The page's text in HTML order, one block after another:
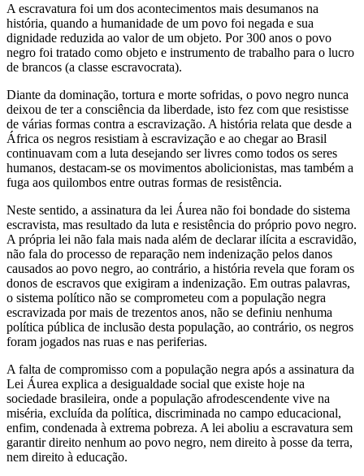
A escravatura foi um dos acontecimentos mais desumanos na
história, quando a humanidade de um povo foi negada e sua
dignidade reduzida ao valor de um objeto. Por 300 anos o povo
negro foi tratado como objeto e instrumento de trabalho para o lucro
de brancos (a classe escravocrata).
Diante da dominação, tortura e morte sofridas, o povo negro nunca
deixou de ter a consciência da liberdade, isto fez com que resistisse
de várias formas contra a escravização. A história relata que desde a
África os negros resistiam à escravização e ao chegar ao Brasil
continuavam com a luta desejando ser livres como todos os seres
humanos, destacam-se os movimentos abolicionistas, mas também a
fuga aos quilombos entre outras formas de resistência.
Neste sentido, a assinatura da lei Áurea não foi bondade do sistema
escravista, mas resultado da luta e resistência do próprio povo negro.
A própria lei não fala mais nada além de declarar ilícita a escravidão,
não fala do processo de reparação nem indenização pelos danos
causados ao povo negro, ao contrário, a história revela que foram os
donos de escravos que exigiram a indenização. Em outras palavras,
o sistema político não se comprometeu com a população negra
escravizada por mais de trezentos anos, não se definiu nenhuma
política pública de inclusão desta população, ao contrário, os negros
foram jogados nas ruas e nas periferias.
A falta de compromisso com a população negra após a assinatura da
Lei Áurea explica a desigualdade social que existe hoje na
sociedade brasileira, onde a população afrodescendente vive na
miséria, excluída da política, discriminada no campo educacional,
enfim, condenada à extrema pobreza. A lei aboliu a escravatura sem
garantir direito nenhum ao povo negro, nem direito à posse da terra,
nem direito à educação.